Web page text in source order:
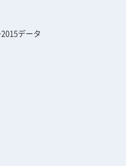
データ